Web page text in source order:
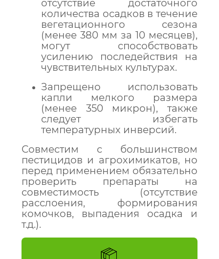
отсутствие достаточного
количества осадков в течение
вегетационного сезона
(менее 380 мм за 10 месяцев),
могут способствовать
усилению последействия на
чувствительных культурах.
Запрещено использовать
капли мелкого размера
(менее 350 микрон), также
следует избегать
температурных инверсий.
Совместим с большинством
пестицидов и агрохимикатов, но
перед применением обязательно
проверить препараты на
совместимость (отсутствие
расслоения, формирования
комочков, выпадения осадка и
т.д.).